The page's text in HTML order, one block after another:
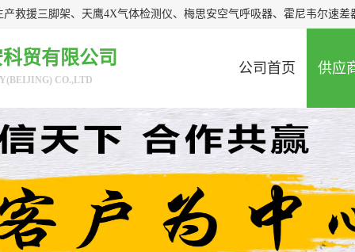
贸有限公司
CO.,LTD
公司首页 供应